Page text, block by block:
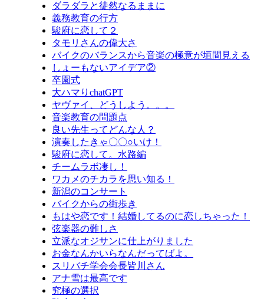
ダラダラと徒然なるままに
義務教育の行方
駿府に恋して２
タモリさんの偉大さ
バイクのバランスから音楽の極意が垣間見える
しょーもないアイデア②
卒園式
大ハマりchatGPT
ヤヴァイ、どうしよう。。。
音楽教育の問題点
良い先生ってどんな人？
演奏したきゃ〇〇○いけ！
駿府に恋して。水路編
チームラボ凄し！
ワカメのチカラを思い知る！
新潟のコンサート
バイクからの街歩き
もはや恋です！結婚してるのに恋しちゃった！
弦楽器の難しさ
立派なオジサンに仕上がりました
お金なんかいらなんだってばよ。
スリバチ学会会長皆川さん
アナ雪は最高です
究極の選択